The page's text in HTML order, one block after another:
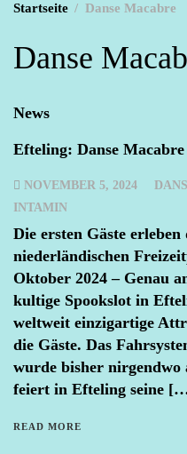
Startseite Danse Macabre
Danse
News
Efteling: Danse
NOVEMBER 5, 2024
INTAMIN
Die ersten Gäste
niederländischen
Oktober 2024 – Genau
kultige Spookslot in
weltweit einzigartige
die Gäste. Das
wurde bisher
feiert in Efteling seine
READ MORE